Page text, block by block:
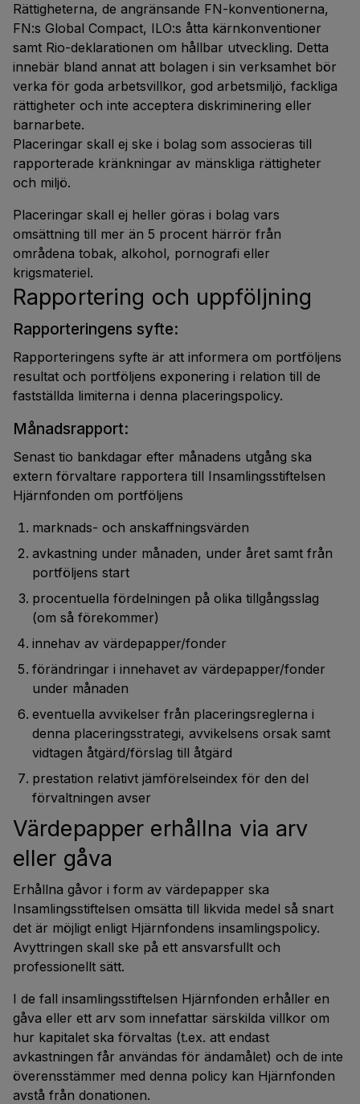
Rättigheterna, de angränsande FN-konventionerna,
FN:s Global Compact, ILO:s åtta kärnkonventioner
samt Rio-deklarationen om hållbar utveckling. Detta
innebär bland annat att bolagen i sin verksamhet bör
verka för goda arbetsvillkor, god arbetsmiljö, fackliga
rättigheter och inte acceptera diskriminering eller
barnarbete.
Placeringar skall ej ske i bolag som associeras till
rapporterade kränkningar av mänskliga rättigheter
och miljö.
Placeringar skall ej heller göras i bolag vars
omsättning till mer än 5 procent härrör från
områdena tobak, alkohol, pornografi eller
krigsmateriel.
Rapportering och uppföljning
Rapporteringens syfte:
Rapporteringens syfte är att informera om portföljens
resultat och portföljens exponering i relation till de
fastställda limiterna i denna placeringspolicy.
Månadsrapport:
Senast tio bankdagar efter månadens utgång ska
extern förvaltare rapportera till Insamlingsstiftelsen
Hjärnfonden om portföljens
marknads- och anskaffningsvärden
avkastning under månaden, under året samt från
portföljens start
procentuella fördelningen på olika tillgångsslag
(om så förekommer)
innehav av värdepapper/fonder
förändringar i innehavet av värdepapper/fonder
under månaden
eventuella avvikelser från placeringsreglerna i
denna placeringsstrategi, avvikelsens orsak samt
vidtagen åtgärd/förslag till åtgärd
prestation relativt jämförelseindex för den del
förvaltningen avser
Värdepapper erhållna via arv
eller gåva
Erhållna gåvor i form av värdepapper ska
Insamlingsstiftelsen omsätta till likvida medel så snart
det är möjligt enligt Hjärnfondens insamlingspolicy.
Avyttringen skall ske på ett ansvarsfullt och
professionellt sätt.
I de fall insamlingsstiftelsen Hjärnfonden erhåller en
gåva eller ett arv som innefattar särskilda villkor om
hur kapitalet ska förvaltas (t.ex. att endast
avkastningen får användas för ändamålet) och de inte
överensstämmer med denna policy kan Hjärnfonden
avstå från donationen.